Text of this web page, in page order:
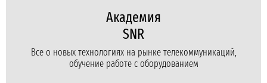
Академия
SNR
Все о новых технологиях на рынке телекоммуникаций,
обучение работе с оборудованием